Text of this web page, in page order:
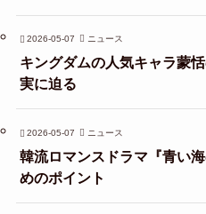
2026-05-07 ニュース
キングダムの人気キャラ蒙
実に迫る
2026-05-07 ニュース
韓流ロマンスドラマ『青い
めのポイント